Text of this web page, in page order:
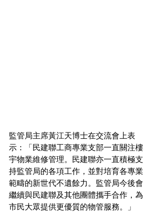
監管局主席黃江天博士在交流會上表
示：「民建聯工商專業支部一直關注樓
宇物業維修管理。民建聯亦一直積極支
持監管局的各項工作，並對培育各專業
範疇的新世代不遺餘力。監管局今後會
繼續與民建聯及其他團體攜手合作，為
市民大眾提供更優質的物管服務。」